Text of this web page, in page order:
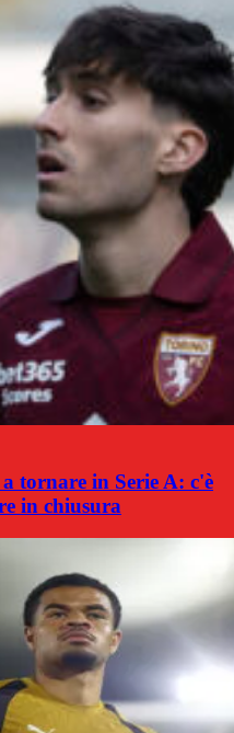
tornare in Serie A: c'è
in chiusura